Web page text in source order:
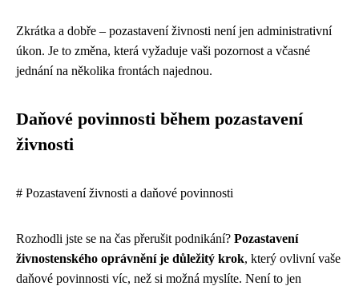
Zkrátka a dobře – pozastavení živnosti není jen administrativní
úkon. Je to změna, která vyžaduje vaši pozornost a včasné
jednání na několika frontách najednou.
Daňové povinnosti během pozastavení
živnosti
# Pozastavení živnosti a daňové povinnosti
Rozhodli jste se na čas přerušit podnikání? Pozastavení
živnostenského oprávnění je důležitý krok, který ovlivní vaše
daňové povinnosti víc, než si možná myslíte. Není to jen